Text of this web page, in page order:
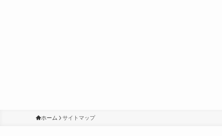
ホーム サイトマップ